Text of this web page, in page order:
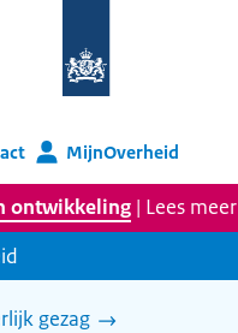
homepage
MijnOverheid
ontwikkeling | Lees meer
gezag